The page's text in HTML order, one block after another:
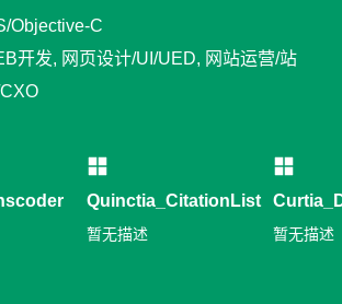
Objective-C
开发, 网页设计/UI/UED, 网站运营/站
Quinctia_CitationListMaker
暂无描述 暂无描述